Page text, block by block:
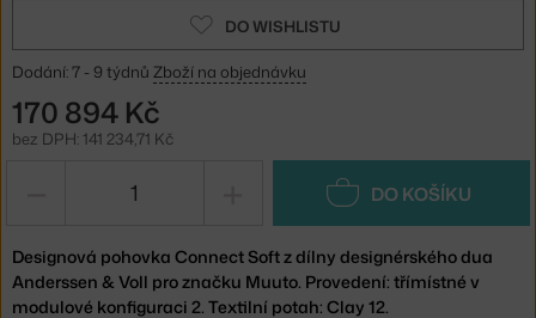
DO WISHLISTU
Dodání: 7 - 9 týdnů Zboží na objednávku
170 894 Kč
bez DPH: 141 234,71 Kč
DO KOŠÍKU
Designová pohovka Connect Soft z dílny designérského dua
Anderssen & Voll pro značku Muuto. Provedení: třímístné v
modulové konfiguraci 2. Textilní potah: Clay 12.